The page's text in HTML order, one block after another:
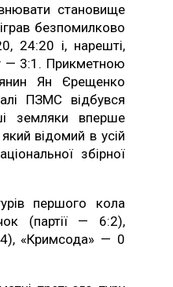
становище
безпомилково
24:20 і, нарешті,
— 3:1. Прикметною
Ян Єрещенко
ПЗМС відбувся
земляки вперше
відомий в усій
збірної
першого кола
(партії — 6:2),
«Кримсода» — 0